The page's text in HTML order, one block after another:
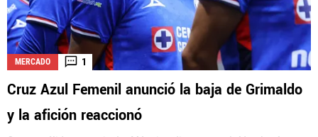
MERCADO 1
Cruz Azul Femenil anunció la baja de Grimaldo
y la afición reaccionó